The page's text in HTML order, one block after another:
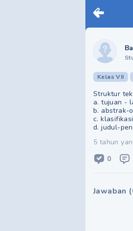
Kelas VII
Struktur
a. tujuan -
b. abstrak-
c.
d. judul-
5 tahun
0
Jawaban (